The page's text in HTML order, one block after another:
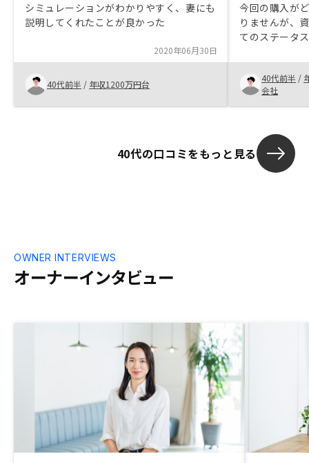
シミュレーションがわかりやすく、妻にも
説明してくれたことが良かった
2020年06月30日
40代前半 / 年収1200万円台
今回の購入が
りませんが、
てのステータ
しても安心で
テムに自信を
られた感じで
いく所存です
件のバリエー
にもっと知れ
地も見に行っ
40代前半 /
会社
40代の口コミをもっと見る
オーナーインタビュー
OWNER INTERVIEWS